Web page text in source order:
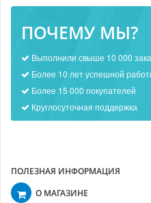
ПОЧЕМУ МЫ?
Выполнили свыше 10 000
Более 10 лет успешной
Более 15 000 покупателей
Круглосуточная поддержка
ПОЛЕЗНАЯ ИНФОРМАЦИЯ
О МАГАЗИНЕ